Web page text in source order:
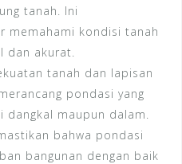
tanah. Ini
memahami kondisi tanah
dan akurat.
tanah dan lapisan
pondasi yang
maupun dalam.
bahwa pondasi
bangunan dengan baik